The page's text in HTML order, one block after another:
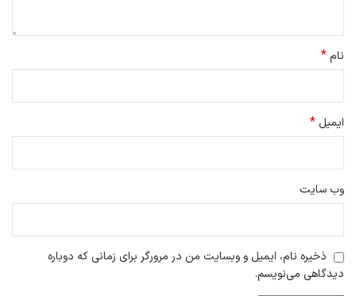
نام*
ایمیل *
وب‌ سایت
ذخیره نام، ایمیل و وبسایت من در مرورگر برای زمانی که دوباره
دیدگاهی می‌نویسم.